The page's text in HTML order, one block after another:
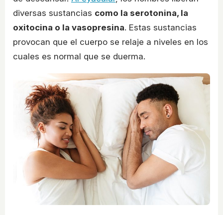
diversas sustancias como la serotonina, la
oxitocina o la vasopresina. Estas sustancias
provocan que el cuerpo se relaje a niveles en los
cuales es normal que se duerma.